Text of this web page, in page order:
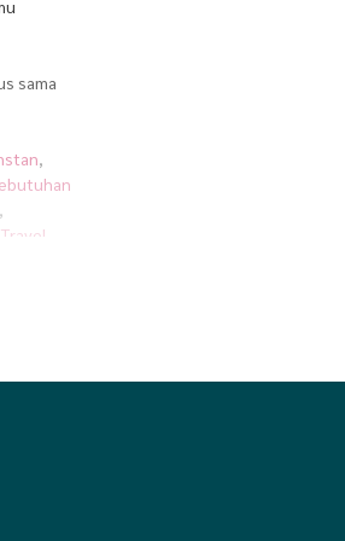
sama
,
,
Travel
lagi